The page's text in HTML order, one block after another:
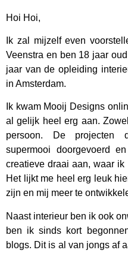
Hoi Hoi,
Ik zal mijzelf even
Veenstra en ben 18 jaar
jaar van de opleiding
in Amsterdam.
Ik kwam Mooij Designs
al gelijk heel erg aan.
persoon. De projecten
supermooi doorgevoerd
creatieve draai aan, waar
Het lijkt me heel erg leuk
zijn en mij meer te
Naast interieur ben ik ook
ben ik sinds kort
blogs. Dit is al van jongs af